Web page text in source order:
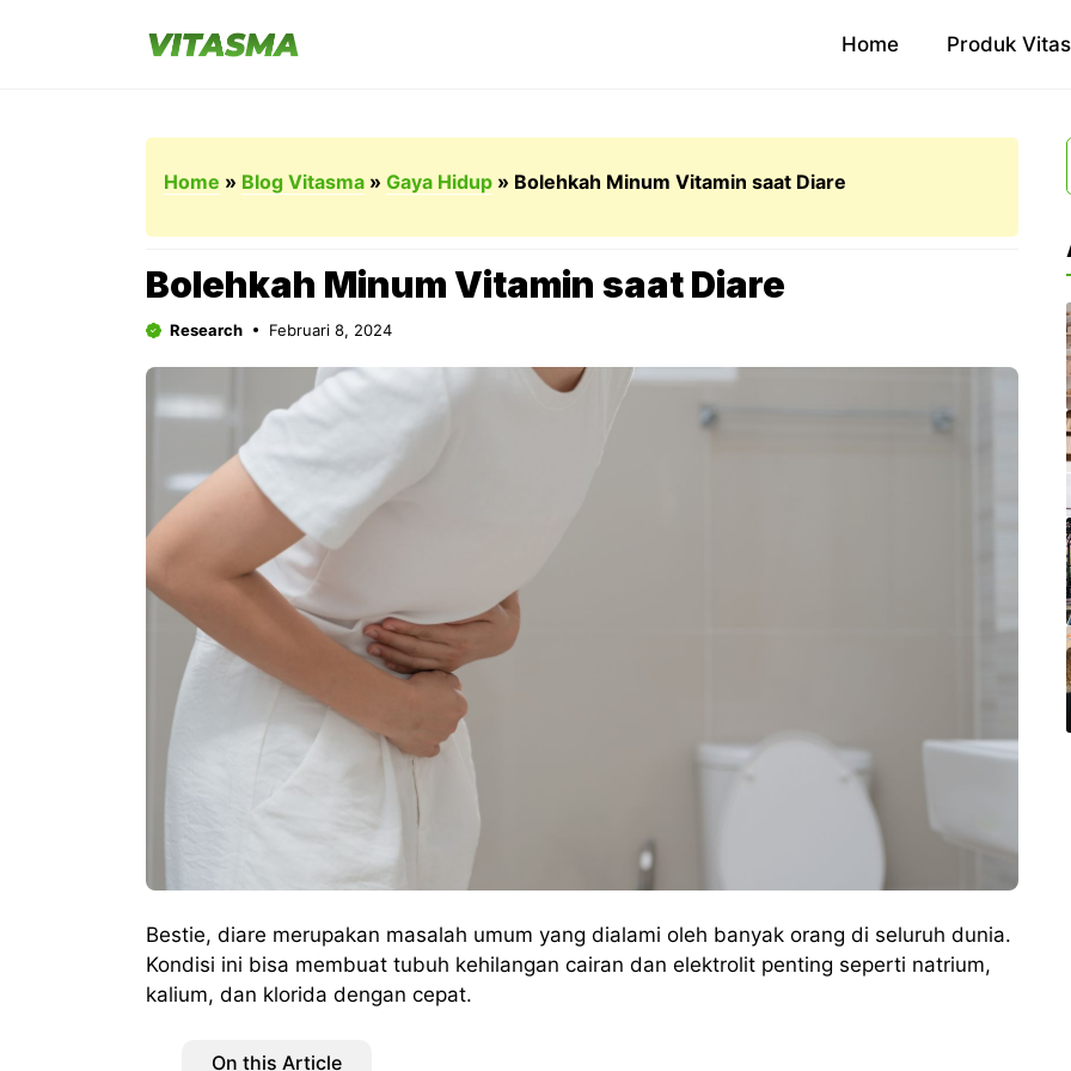
Home Produk
Home » Blog Vitasma » Gaya Hidup » Bolehkah Minum Vitamin saat Diare
Bolehkah Minum Vitamin saat Diare
Research Februari 8, 2024
Bestie, diare merupakan masalah umum yang dialami oleh banyak orang di seluruh dunia.
Kondisi ini bisa membuat tubuh kehilangan cairan dan elektrolit penting seperti natrium,
kalium, dan klorida dengan cepat.
On this Article